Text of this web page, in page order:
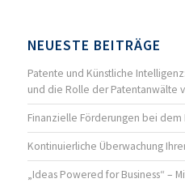
NEUESTE BEITRÄGE
Patente und Künstliche
und die Rolle der Patentanwälte
Finanzielle Förderungen bei dem
Kontinuierliche Überwachung
„Ideas Powered for Business“ –